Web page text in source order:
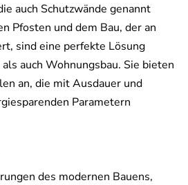
auch Schutzwände genannt
Pfosten und dem Bau, der an
sind eine perfekte Lösung
auch Wohnungsbau. Sie bieten
an, die mit Ausdauer und
Parametern
des modernen Bauens,